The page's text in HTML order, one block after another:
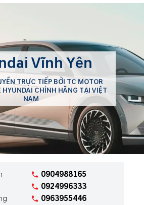
Vĩnh Yên
TRỰC TIẾP BỞI TC MOTOR
HYUNDAI CHÍNH HÃNG TẠI VIỆT
NAM
0904988165
0924996333
0963955446